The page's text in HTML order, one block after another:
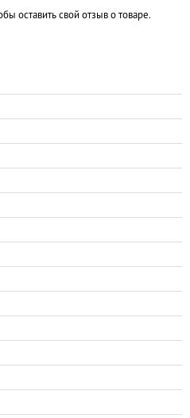
оставить свой отзыв о товаре.